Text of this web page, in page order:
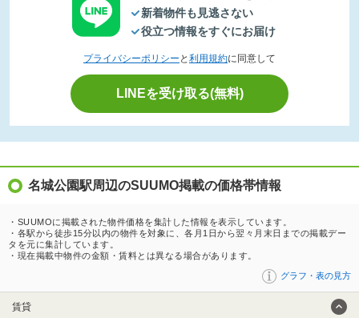
新着物件も見逃さない
役立つ情報をすぐにお届け
プライバシーポリシー と 利用規約に同意して
LINEを受け取る(無料)
名城公園駅周辺のSUUMO掲載の価格帯情報
・SUUMOに掲載された物件価格を集計した情報を表示しています。
・各駅から徒歩15分以内の物件を対象に、各月1日から翌々月末日までの掲載デー
タを元に集計しています。
・現在掲載中物件の金額・賃料とは異なる場合があります。
グラフ・表の見方
賃貸